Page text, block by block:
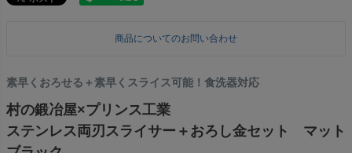
商品についてのお問い合わせ
素早くおろせる＋素早くスライス可能！食洗器対応
村の鍛冶屋×プリンス工業
ステンレス両刃スライサー＋おろし金セット マット